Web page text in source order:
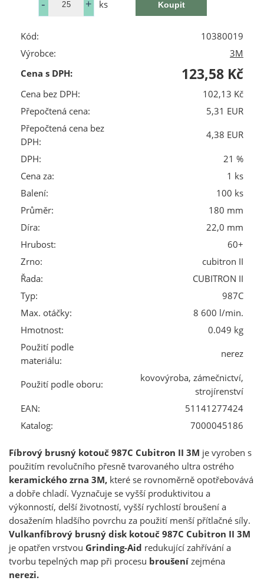
ks
Kód:
10380019
Výrobce:
3M
Cena s DPH:
123,58 Kč
Cena bez DPH:
102,13 Kč
Přepočtená cena:
5,31 EUR
Přepočtená cena bez
DPH:
4,38 EUR
DPH:
21 %
Cena za:
1 ks
Balení:
100 ks
Průměr:
180 mm
Díra:
22,0 mm
Hrubost:
60+
Zrno:
cubitron II
Řada:
CUBITRON II
Typ:
987C
Max. otáčky:
8 600 l/min.
Hmotnost:
0.049 kg
Použití podle
materiálu:
nerez
Použití podle oboru:
kovovýroba, zámečnictví,
strojírenství
EAN:
51141277424
Katalog:
7000045186
Fíbrový brusný kotouč 987C Cubitron II 3M je vyroben s
použitím revolučního přesně tvarovaného ultra ostrého
keramického zrna 3M, které se rovnoměrně opotřebovává
a dobře chladí. Vyznačuje se vyšší produktivitou a
výkonností, delší životností, vyšší rychlostí broušení a
dosažením hladšího povrchu za použití menší přítlačné síly.
Vulkanfíbrový brusný disk kotouč 987C Cubitron II 3M
je opatřen vrstvou Grinding-Aid redukující zahřívání a
tvorbu tepelných map při procesu broušenízejména
nerezi.